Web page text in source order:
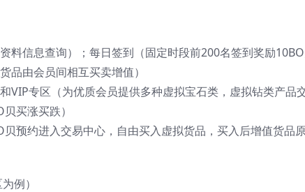
料信息查询）；每日签到（固定时段前200名签到奖励
品由会员间相互买卖增值）
VIP专区（为优质会员提供多种虚拟宝石类，虚拟钻类产品交
买涨买跌）
预约进入交易中心，自由买入虚拟货品，买入后增值货品
例）